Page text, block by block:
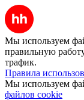
Мы используем
правильную
трафик.
Правила
Мы используем
файлов cookie